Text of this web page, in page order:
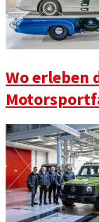
Wo erleben